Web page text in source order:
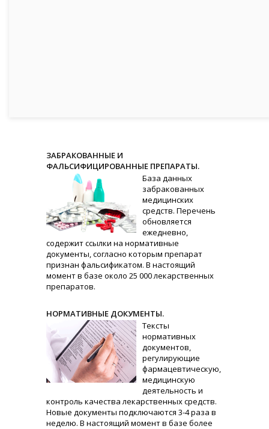
ЗАБРАКОВАННЫЕ И
ФАЛЬСИФИЦИРОВАННЫЕ ПРЕПАРАТЫ.
База данных
забракованных
медицинских
средств. Перечень
обновляется
ежедневно,
содержит ссылки на нормативные
документы, согласно которым препарат
признан фальсификатом. В настоящий
момент в базе около 25 000 лекарственных
препаратов.
НОРМАТИВНЫЕ ДОКУМЕНТЫ.
Тексты
нормативных
документов,
регулирующие
фармацевтическую,
медицинскую
деятельность и
контроль качества лекарственных средств.
Новые документы подключаются 3-4 раза в
неделю. В настоящий момент в базе более